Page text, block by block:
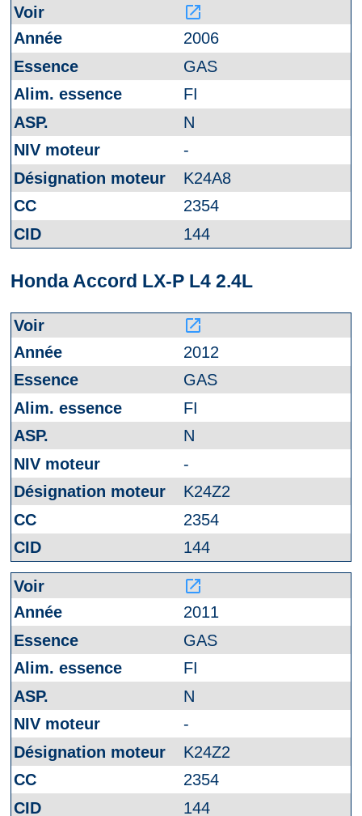
launch
2006
GAS
FI
N
-
K24A8
2354
144
Honda Accord LX-P L4 2.4L
launch
2012
GAS
FI
N
-
K24Z2
2354
144
launch
2011
GAS
FI
N
-
K24Z2
2354
144